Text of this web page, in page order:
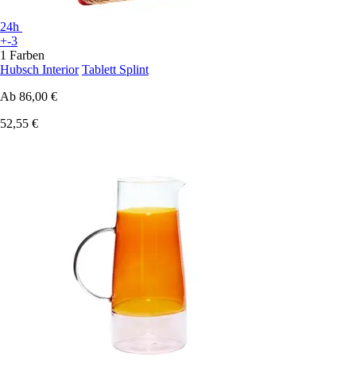
24h
+-3
1 Farben
Hubsch Interior Tablett Splint
Ab 86,00 €
52,55 €